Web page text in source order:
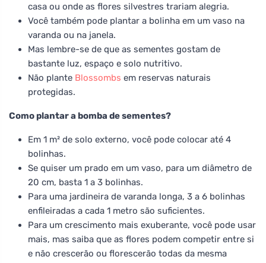
casa ou onde as flores silvestres trariam alegria.
Você também pode plantar a bolinha em um vaso na
varanda ou na janela.
Mas lembre-se de que as sementes gostam de
bastante luz, espaço e solo nutritivo.
Não plante Blossombs em reservas naturais
protegidas.
Como plantar a bomba de sementes?
Em 1 m² de solo externo, você pode colocar até 4
bolinhas.
Se quiser um prado em um vaso, para um diâmetro de
20 cm, basta 1 a 3 bolinhas.
Para uma jardineira de varanda longa, 3 a 6 bolinhas
enfileiradas a cada 1 metro são suficientes.
Para um crescimento mais exuberante, você pode usar
mais, mas saiba que as flores podem competir entre si
e não crescerão ou florescerão todas da mesma